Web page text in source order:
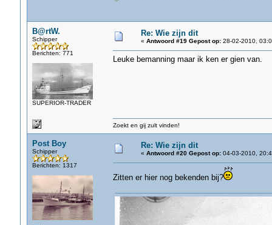
B@rtW.
Schipper
Berichten: 771
SUPERIOR-TRADER
Re: Wie zijn dit
« Antwoord #19 Gepost op:28-02-2010,
Leuke bemanning maar ik ken er gien van.
Zoekt en gij zult vinden!
Post Boy
Schipper
Berichten: 1317
Re: Wie zijn dit
« Antwoord #20 Gepost op:04-03-2010,
Zitten er hier nog bekenden bij?